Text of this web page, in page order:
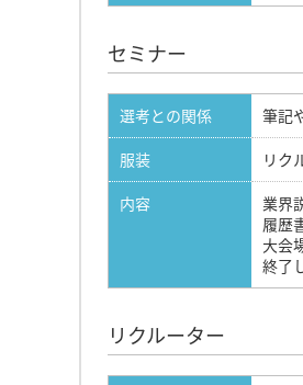
セミナー
選考との関係
筆記
服装
リク
内容
業界
履歴
大会
終了
リクルーター